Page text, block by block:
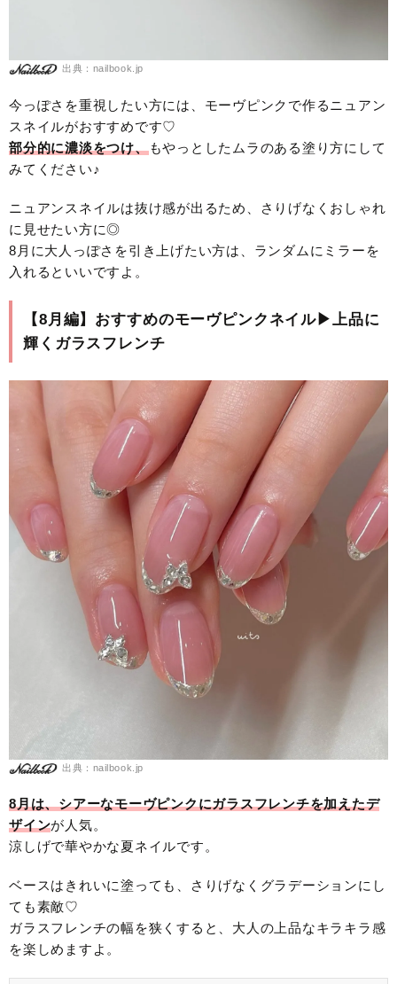
出典：nailbook.jp
今っぽさを重視したい方には、モーヴピンクで作るニュアン
スネイルがおすすめです♡
部分的に濃淡をつけ、もやっとしたムラのある塗り方にして
みてください♪
ニュアンスネイルは抜け感が出るため、さりげなくおしゃれ
に見せたい方に◎
8月に大人っぽさを引き上げたい方は、ランダムにミラーを
入れるといいですよ。
【8月編】おすすめのモーヴピンクネイル▶︎上品に
輝くガラスフレンチ
出典：nailbook.jp
8月は、シアーなモーヴピンクにガラスフレンチを加えたデ
ザインが人気。
涼しげで華やかな夏ネイルです。
ベースはきれいに塗っても、さりげなくグラデーションにし
ても素敵♡
ガラスフレンチの幅を狭くすると、大人の上品なキラキラ感
を楽しめますよ。